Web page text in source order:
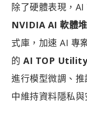
除了硬體表現，
NVIDIA AI 軟體
式庫，加速 AI 專
的 AI TOP
進行模型微調、
中維持資料隱私與